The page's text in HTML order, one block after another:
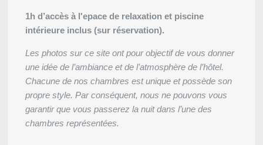
1h d’accès à l'epace de relaxation et piscine
intérieure inclus (sur réservation).
Les photos sur ce site ont pour objectif de vous donner
une idée de l’ambiance et de l’atmosphère de l’hôtel.
Chacune de nos chambres est unique et possède son
propre style. Par conséquent, nous ne pouvons vous
garantir que vous passerez la nuit dans l’une des
chambres représentées.
Accueil
Restaurant
Bar
Bien-être
Alentours
Contact